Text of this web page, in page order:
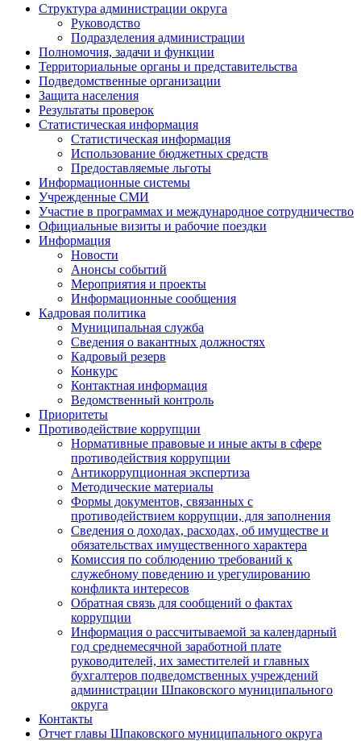
Структура администрации округа
Руководство
Подразделения администрации
Полномочия, задачи и функции
Территориальные органы и представительства
Подведомственные организации
Защита населения
Результаты проверок
Статистическая информация
Статистическая информация
Использование бюджетных средств
Предоставляемые льготы
Информационные системы
Учрежденные СМИ
Участие в программах и международное сотрудничество
Официальные визиты и рабочие поездки
Информация
Новости
Анонсы событий
Мероприятия и проекты
Информационные сообщения
Кадровая политика
Муниципальная служба
Сведения о вакантных должностях
Кадровый резерв
Конкурс
Контактная информация
Ведомственный контроль
Приоритеты
Противодействие коррупции
Нормативные правовые и иные акты в сфере
противодействия коррупции
Антикоррупционная экспертиза
Методические материалы
Формы документов, связанных с
противодействием коррупции, для заполнения
Сведения о доходах, расходах, об имуществе и
обязательствах имущественного характера
Комиссия по соблюдению требований к
служебному поведению и урегулированию
конфликта интересов
Обратная связь для сообщений о фактах
коррупции
Информация о рассчитываемой за календарный
год среднемесячной заработной плате
руководителей, их заместителей и главных
бухгалтеров подведомственных учреждений
администрации Шпаковского муниципального
округа
Контакты
Отчет главы Шпаковского муниципального округа